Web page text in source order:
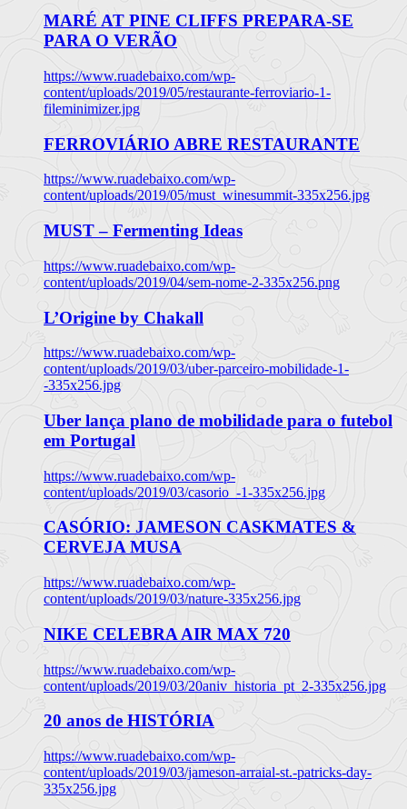
MARÉ AT PINE CLIFFS PREPARA-SE
PARA O VERÃO
https://www.ruadebaixo.com/wp-
content/uploads/2019/05/restaurante-ferroviario-1-
fileminimizer.jpg
FERROVIÁRIO ABRE RESTAURANTE
https://www.ruadebaixo.com/wp-
content/uploads/2019/05/must_winesummit-335x256.jpg
MUST – Fermenting Ideas
https://www.ruadebaixo.com/wp-
content/uploads/2019/04/sem-nome-2-335x256.png
L’Origine by Chakall
https://www.ruadebaixo.com/wp-
content/uploads/2019/03/uber-parceiro-mobilidade-1-
-335x256.jpg
Uber lança plano de mobilidade para o futebol
em Portugal
https://www.ruadebaixo.com/wp-
content/uploads/2019/03/casorio_-1-335x256.jpg
CASÓRIO: JAMESON CASKMATES &
CERVEJA MUSA
https://www.ruadebaixo.com/wp-
content/uploads/2019/03/nature-335x256.jpg
NIKE CELEBRA AIR MAX 720
https://www.ruadebaixo.com/wp-
content/uploads/2019/03/20aniv_historia_pt_2-335x256.jpg
20 anos de HISTÓRIA
https://www.ruadebaixo.com/wp-
content/uploads/2019/03/jameson-arraial-st.-patricks-day-
335x256.jpg